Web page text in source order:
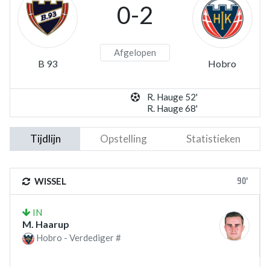
B 93
0-2
Afgelopen
Hobro
R. Hauge 52'
R. Hauge 68'
Tijdlijn Opstelling Statistieken
WISSEL 90'
IN
M. Haarup
Hobro - Verdediger #